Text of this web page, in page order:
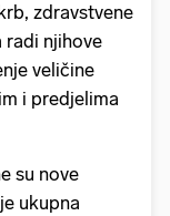
zdravstvene
radi njihove
veličine
i predjelima
su nove
ukupna